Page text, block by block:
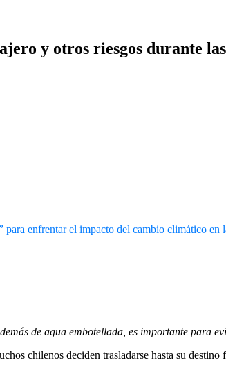
y otros riesgos durante
de agua embotellada, es importante para
chilenos deciden trasladarse hasta su